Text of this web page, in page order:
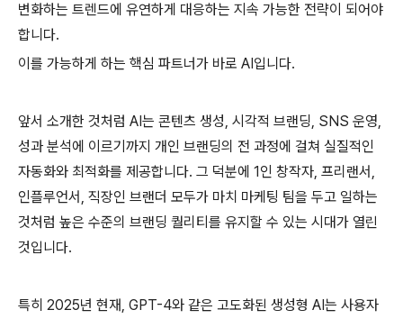
변화하는 트렌드에 유연하게 대응하는 지속 가능한 전략이 되어야
합니다.
이를 가능하게 하는 핵심 파트너가 바로 AI입니다.
앞서 소개한 것처럼 AI는 콘텐츠 생성, 시각적 브랜딩, SNS 운영,
성과 분석에 이르기까지 개인 브랜딩의 전 과정에 걸쳐 실질적인
자동화와 최적화를 제공합니다. 그 덕분에 1인 창작자, 프리랜서,
인플루언서, 직장인 브랜더 모두가 마치 마케팅 팀을 두고 일하는
것처럼 높은 수준의 브랜딩 퀄리티를 유지할 수 있는 시대가 열린
것입니다.
특히 2025년 현재, GPT-4와 같은 고도화된 생성형 AI는 사용자